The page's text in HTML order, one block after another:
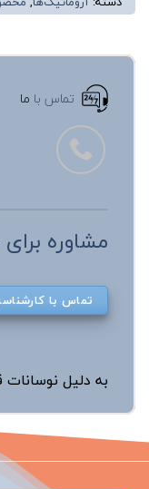
تماس با ما
مشاوره
تماس با
به دلیل